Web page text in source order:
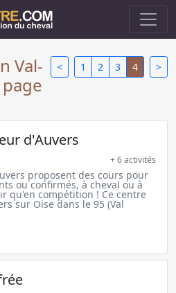
< 1 2 3 4 >
Val-
d'Auvers
+ 6 activités
proposent des cours pour
ou confirmés, à cheval ou à
qu'en compétition ! Ce centre
sur Oise dans le 95 (Val